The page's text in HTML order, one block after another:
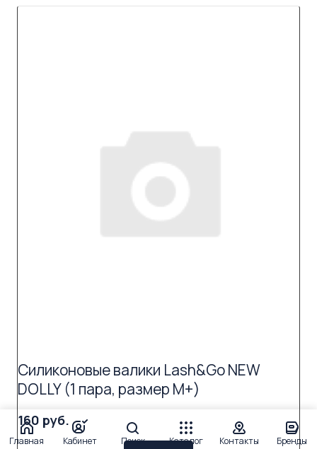
Силиконовые валики Lash&Go NEW
DOLLY (1 пара, размер M+)
160 руб.
Главная Кабинет Поиск Каталог Контакты Бренды